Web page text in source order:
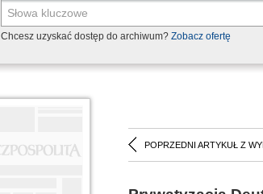
Chcesz uzyskać dostęp do archiwum? Zobacz ofertę
POPRZEDNI ARTYKUŁ Z